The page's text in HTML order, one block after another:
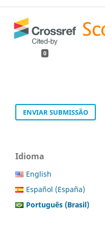
0
ENVIAR SUBMISSÃO
Idioma
English
Español (España)
Português (Brasil)